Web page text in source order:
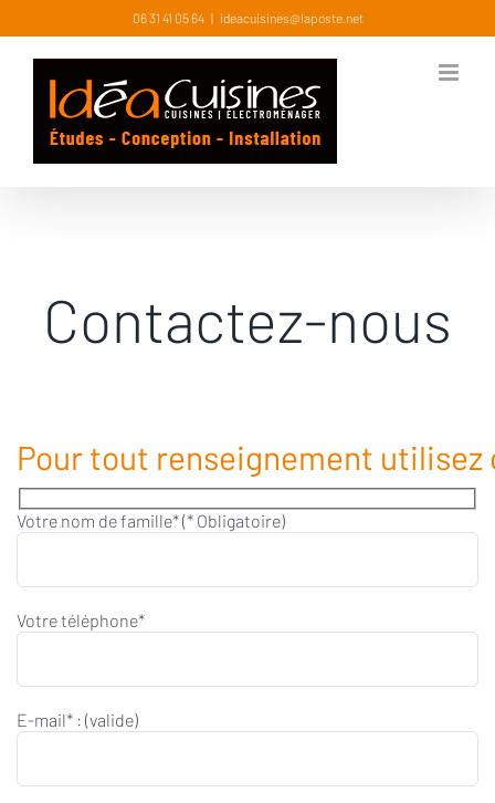
to
content
06 31 41 05 64 | ideacuisines@laposte.net
Contactez-nous
Pour tout renseignement
Votre nom de famille* (* Obligatoire)
Votre téléphone*
E-mail* : (valide)